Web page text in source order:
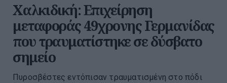
Χαλκιδική: Επιχείρηση
μεταφοράς 49χρονης Γερμανίδας
που τραυματίστηκε σε δύσβατο
σημείο
Πυροσβέστες εντόπισαν τραυματισμένη στο πόδι